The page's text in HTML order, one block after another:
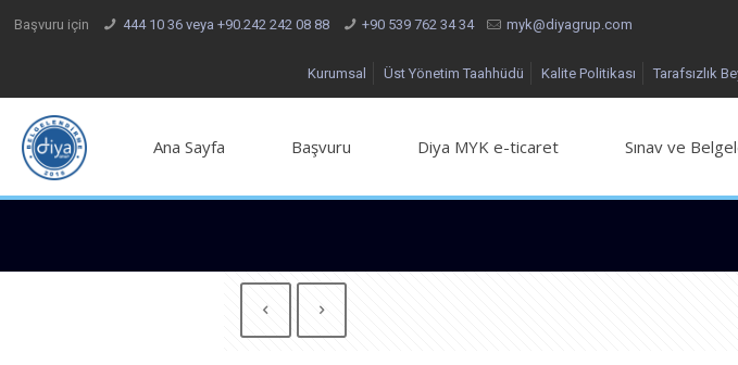
Başvuru için 444 10 36 veya +90.242 242 08 88 +90 539 762 34 34 myk@diyagrup.com
Kurumsal Üst Yönetim Taahhüdü Kalite Politikası Tarafsızlık
Ana Sayfa Başvuru Diya MYK e-ticaret Sınav ve